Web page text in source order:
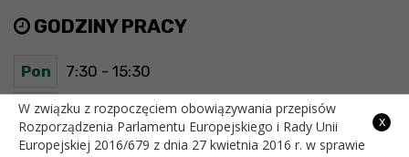
GODZINY PRACY
Pon 7:30 - 15:30
Wt 7:30 - 15:30
Śr 7:30 - 15:30
x
W związku z rozpoczęciem obowiązywania przepisów
Rozporządzenia Parlamentu Europejskiego i Rady Unii
Europejskiej 2016/679 z dnia 27 kwietnia 2016 r. w sprawie